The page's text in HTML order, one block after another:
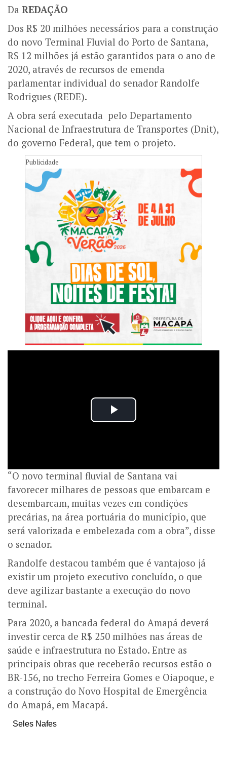
Da REDAÇÃO
Dos R$ 20 milhões necessários para a construção
do novo Terminal Fluvial do Porto de Santana,
R$ 12 milhões já estão garantidos para o ano de
2020, através de recursos de emenda
parlamentar individual do senador Randolfe
Rodrigues (REDE).
A obra será executada pelo Departamento
Nacional de Infraestrutura de Transportes (Dnit),
do governo Federal, que tem o projeto.
Publicidade
“O novo terminal fluvial de Santana vai
favorecer milhares de pessoas que embarcam e
desembarcam, muitas vezes em condições
precárias, na área portuária do município, que
será valorizada e embelezada com a obra”, disse
o senador.
Randolfe destacou também que é vantajoso já
existir um projeto executivo concluído, o que
deve agilizar bastante a execução do novo
terminal.
Para 2020, a bancada federal do Amapá deverá
investir cerca de R$ 250 milhões nas áreas de
saúde e infraestrutura no Estado. Entre as
principais obras que receberão recursos estão o
BR-156, no trecho Ferreira Gomes e Oiapoque, e
a construção do Novo Hospital de Emergência
do Amapá, em Macapá.
Seles Nafes